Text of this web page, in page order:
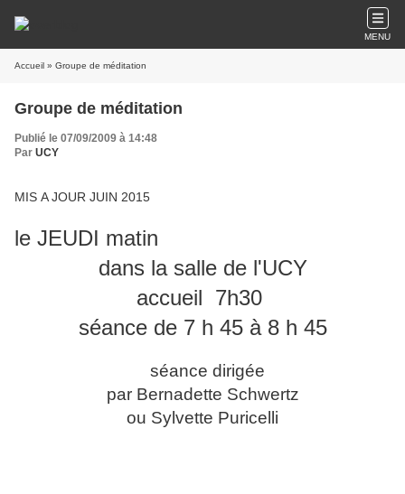
MENU
Accueil » Groupe de méditation
Groupe de méditation
Publié le 07/09/2009 à 14:48
Par UCY
MIS A JOUR JUIN 2015
le JEUDI matin
dans la salle de l'UCY
accueil 7h30
séance de 7 h 45 à 8 h 45
séance dirigée
par Bernadette Schwertz
ou Sylvette Puricelli